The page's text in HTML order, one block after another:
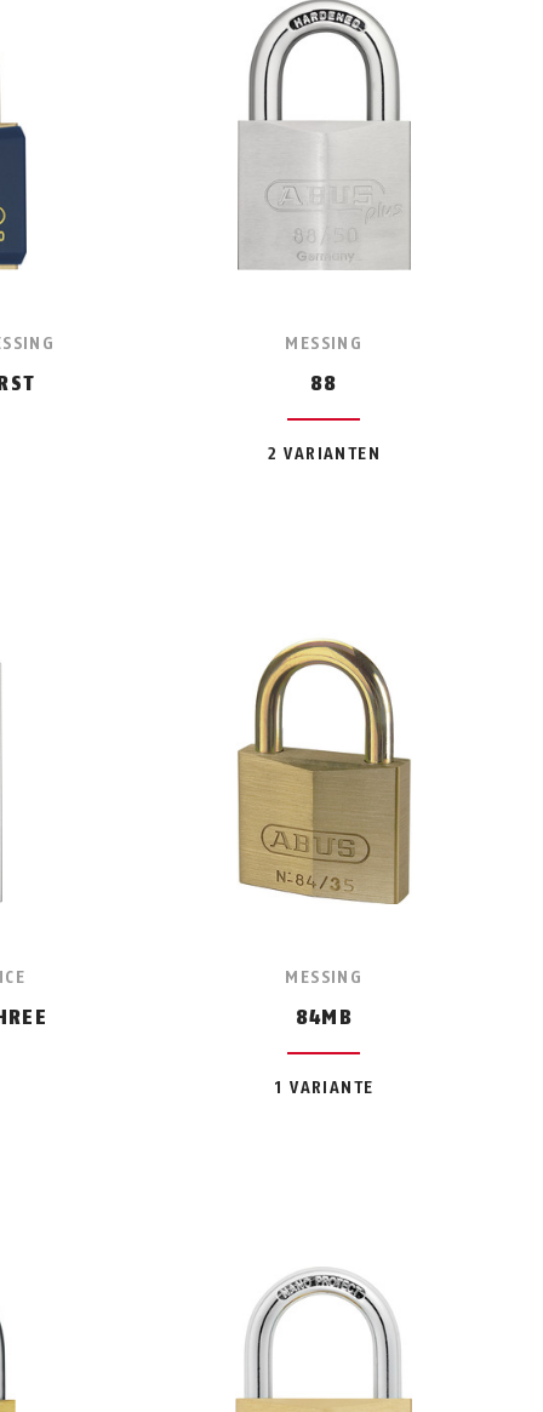
MESSING
88
2 VARIANTEN
MESSING
84MB
1 VARIANTE